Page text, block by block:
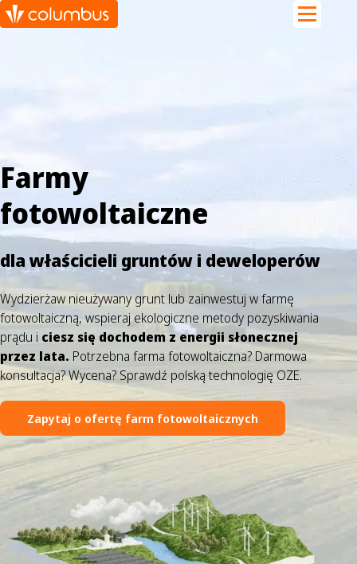
Farmy
fotowoltaiczne
dla właścicieli gruntów i deweloperów
Wydzierżaw nieużywany grunt lub zainwestuj w farmę
fotowoltaiczną, wspieraj ekologiczne metody pozyskiwania
prądu i ciesz się dochodem z energii słonecznej
przez lata. Potrzebna farma fotowoltaiczna? Darmowa
konsultacja? Wycena? Sprawdź polską technologię OZE.
Zapytaj o ofertę farm fotowoltaicznych